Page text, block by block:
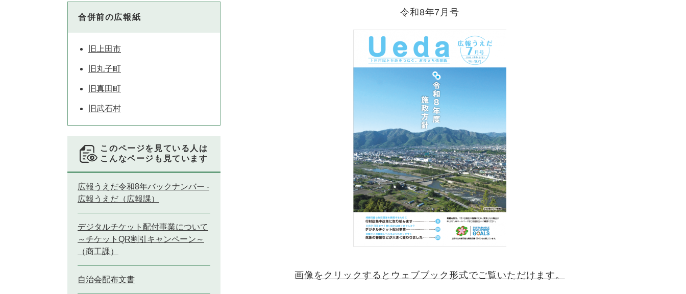
令和8年7月号
​画像をクリックするとウェブブック形式でご覧いただけます。
合併前の広報紙
旧上田市
旧丸子町
旧真田町
旧武石村
このページを見ている人は
こんなページも見ています
広報うえだ令和8年バックナンバー -
広報うえだ（広報課）
デジタルチケット配付事業について
～チケットQR割引キャンペーン～
（商工課）
自治会配布文書